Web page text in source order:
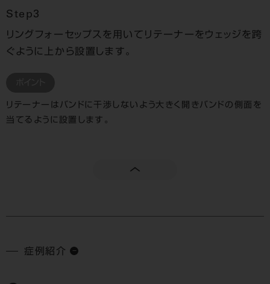
Step3
リングフォーセップスを用いてリテーナーをウェッジを跨
ぐように上から設置します。
リテーナーはバンドに干渉しないよう大きく開きバンドの側面を
当てるように設置します。
症例紹介